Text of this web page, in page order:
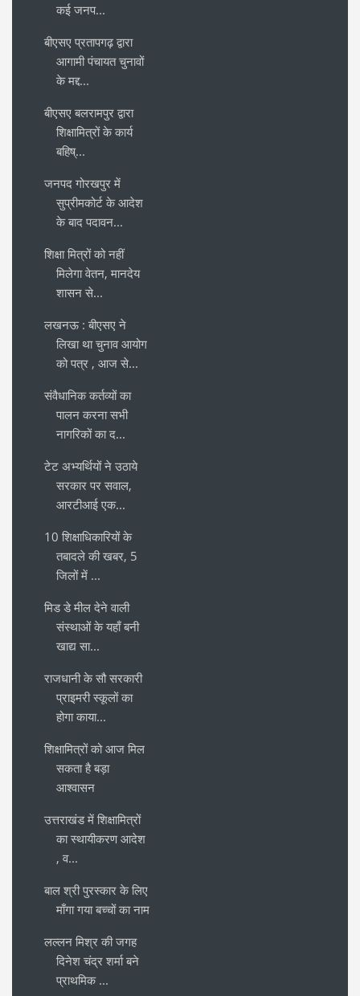
कई जनप...
बीएसए प्रतापगढ़ द्वारा
आगामी पंचायत चुनावों
के मद्द...
बीएसए बलरामपुर द्वारा
शिक्षामित्रों के कार्य
बहिष्...
जनपद गोरखपुर में
सुप्रीमकोर्ट के आदेश
के बाद पदावन...
शिक्षा मित्रों को नहीं
मिलेगा वेतन, मानदेय
शासन से...
लखनऊ : बीएसए ने
लिखा था चुनाव आयोग
को पत्र , आज से...
संवैधानिक कर्तव्यों का
पालन करना सभी
नागरिकों का द...
टेट अभ्यर्थियों ने उठाये
सरकार पर सवाल,
आरटीआई एक...
10 शिक्षाधिकारियों के
तबादले की खबर, 5
जिलों में ...
मिड डे मील देने वाली
संस्थाओं के यहाँ बनी
खाद्य सा...
राजधानी के सौ सरकारी
प्राइमरी स्कूलों का
होगा काया...
शिक्षामित्रों को आज मिल
सकता है बड़ा
आश्वासन
उत्तराखंड में शिक्षामित्रों
का स्थायीकरण आदेश
, व...
बाल श्री पुरस्कार के लिए
माँगा गया बच्चों का नाम
लल्लन मिश्र की जगह
दिनेश चंद्र शर्मा बने
प्राथमिक ...